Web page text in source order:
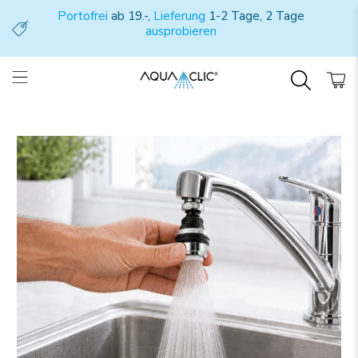
Portofrei ab 19.-, Lieferung 1-2 Tage, 2 Tage
ausprobieren